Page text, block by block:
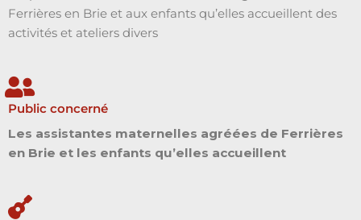
Ferrières en Brie et aux enfants qu’elles accueillent des
activités et ateliers divers
Public concerné
Les assistantes maternelles agréées de Ferrières
en Brie et les enfants qu’elles accueillent